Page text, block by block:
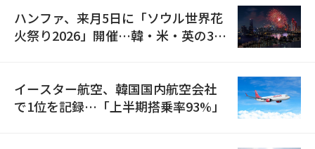
ハンファ、来月5日に「ソウル世界花
火祭り2026」開催…韓・米・英の3カ
イースター航空、韓国国内航空会社
で1位を記録…「上半期搭乗率93%」